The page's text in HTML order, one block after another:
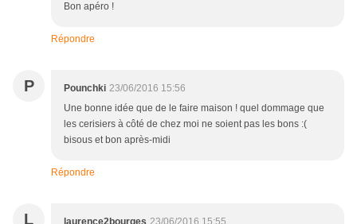
Bon apéro !
Répondre
P Pounchki 23/06/2016 15:56
Une bonne idée que de le faire maison ! quel dommage que
les cerisiers à côté de chez moi ne soient pas les bons :(
bisous et bon après-midi
Répondre
L laurence2bourges 23/06/2016 15:55